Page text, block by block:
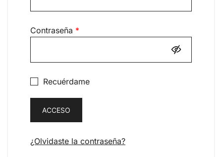
Contraseña *
Recuérdame
ACCESO
¿Olvidaste la contraseña?